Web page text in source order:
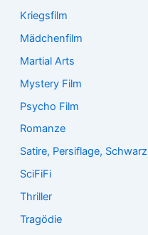
Kriegsfilm
Mädchenfilm
Martial Arts
Mystery Film
Psycho Film
Romanze
Satire, Persiflage, Schwarz
SciFiFi
Thriller
Tragödie